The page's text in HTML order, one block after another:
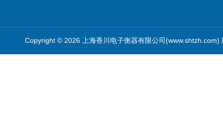
Copyright © 2026 上海香川电子衡器有限公司(www.shtzh.com)